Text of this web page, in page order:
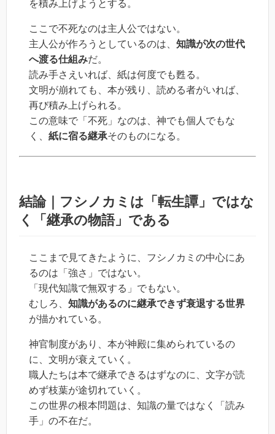
を積み上げようとする。
ここで不死なのは主人公ではない。
主人公が作ろうとしているのは、 知識が次の世代
へ渡る仕組みだ。
読み手さえいれば、紙は何度でも甦る。
文明が崩れても、本が残り、読める者がいれば、
再び積み上げられる。
この意味で「不死」なのは、神でも個人でもな
く、 紙に宿る継承そのものになる。
結論｜フシノカミは「転生譚」ではな
く「継承の物語」である
ここまで見てきたように、フシノカミの中心にあ
るのは「強さ」ではない。
「現代知識で無双する」でもない。
むしろ、 知識があるのに継承できず衰退する世界
が描かれている。
神官制度があり、本が神殿に集められているの
に、文明が衰えていく。
職人たちは本で継承できるはずなのに、文字が読
めず枝葉が途切れていく。
この世界の根本問題は、知識の量ではなく「読み
手」の不在だ。